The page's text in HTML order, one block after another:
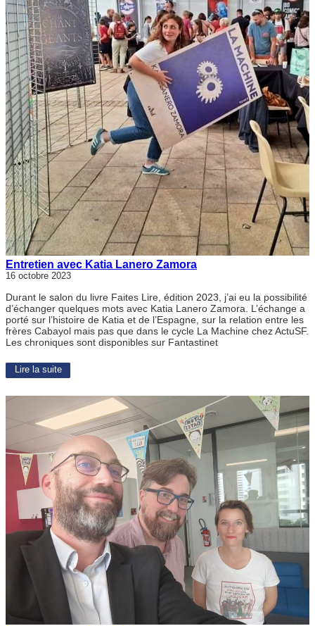
Entretien avec Katia Lanero Zamora
16 octobre 2023
Durant le salon du livre Faites Lire, édition 2023, j’ai eu la possibilité
d’échanger quelques mots avec Katia Lanero Zamora. L’échange a
porté sur l’histoire de Katia et de l’Espagne, sur la relation entre les
frères Cabayol mais pas que dans le cycle La Machine chez ActuSF.
Les chroniques sont disponibles sur Fantastinet
Lire la suite